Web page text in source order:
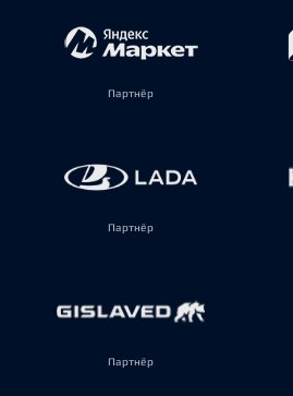
Партнёр
Партнёр
Партнёр